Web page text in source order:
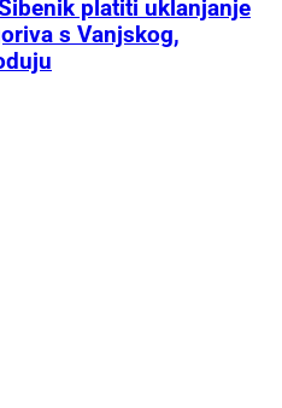
platiti uklanjanje
s Vanjskog,